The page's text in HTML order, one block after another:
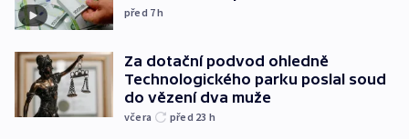
před 7h
Za dotační podvod ohledně
Technologického parku poslal soud
do vězení dva muže
včera před 23 h